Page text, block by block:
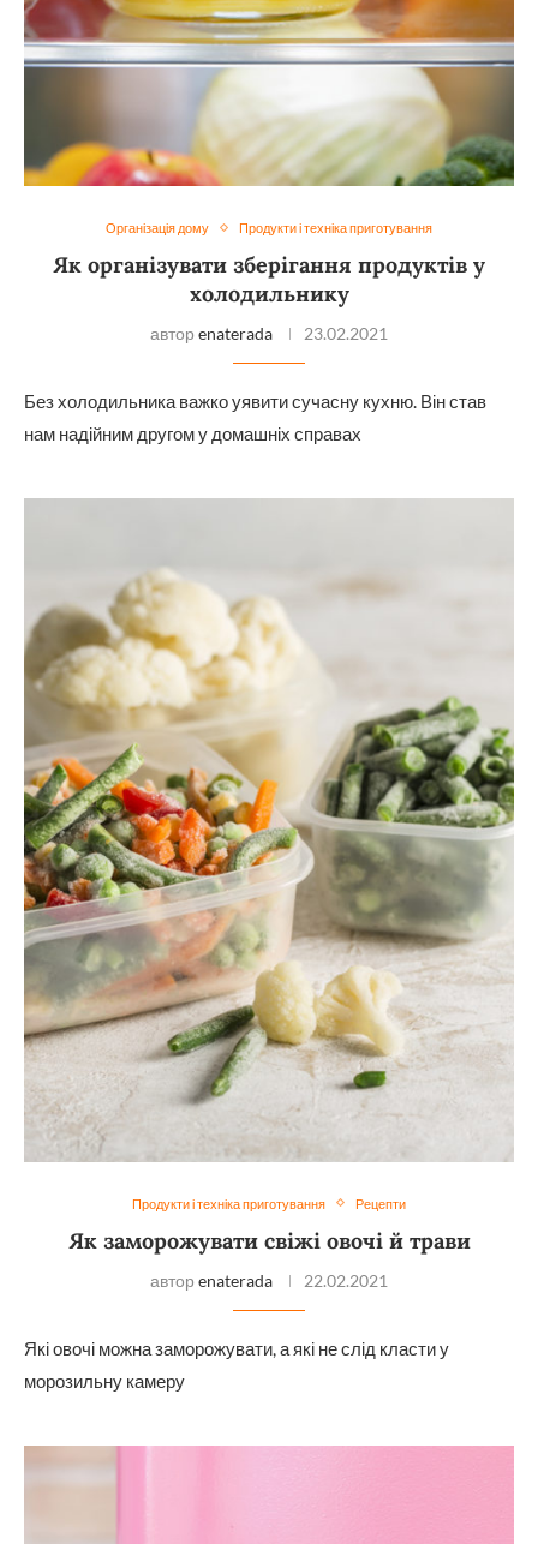
Організація дому Продукти і техніка приготування
Як організувати зберігання продуктів у
холодильнику
автор enaterada 23.02.2021
Без холодильника важко уявити сучасну кухню. Він став
нам надійним другом у домашніх справах
Продукти і техніка приготування Рецепти
Як заморожувати свіжі овочі й трави
автор enaterada 22.02.2021
Які овочі можна заморожувати, а які не слід класти у
морозильну камеру